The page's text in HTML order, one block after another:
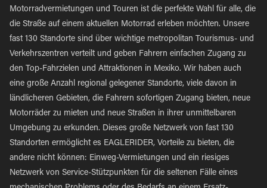
Motorradvermietungen und Touren ist die perfekte Wahl für alle, die
die Straße auf einem aktuellen Motorrad erleben möchten. Unsere
fast 130 Standorte sind über wichtige metropolitan Tourismus- und
Verkehrszentren verteilt und geben Fahrern einfachen Zugang zu
den Top-Fahrzielen und Attraktionen in Mexiko. Wir haben auch
eine große Anzahl regional gelegener Standorte, viele davon in
ländlicheren Gebieten, die Fahrern sofortigen Zugang bieten, neue
Motorräder zu mieten und neue Straßen in ihrer unmittelbaren
Umgebung zu erkunden. Dieses große Netzwerk von fast 130
Standorten ermöglicht es EAGLERIDER, Vorteile zu bieten, die
andere nicht können: Einweg-Vermietungen und ein riesiges
Netzwerk von Service-Stützpunkten für die seltenen Fälle eines